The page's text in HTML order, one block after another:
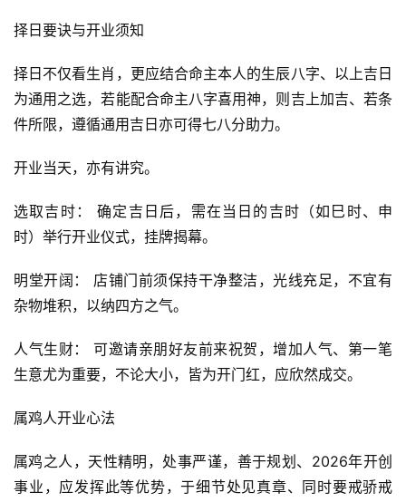
择日要诀与开业须知
择日不仅看生肖，更应结合命主本人的生辰八字、以上吉日
为通用之选，若能配合命主八字喜用神，则吉上加吉、若条
件所限，遵循通用吉日亦可得七八分助力。
开业当天，亦有讲究。
选取吉时： 确定吉日后，需在当日的吉时（如巳时、申
时）举行开业仪式，挂牌揭幕。
明堂开阔： 店铺门前须保持干净整洁，光线充足，不宜有
杂物堆积，以纳四方之气。
人气生财： 可邀请亲朋好友前来祝贺，增加人气、第一笔
生意尤为重要，不论大小，皆为开门红，应欣然成交。
属鸡人开业心法
属鸡之人，天性精明，处事严谨，善于规划、2026年开创
事业，应发挥此等优势，于细节处见真章、同时要戒骄戒